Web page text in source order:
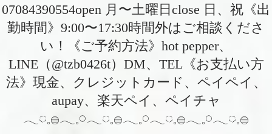
07084390554open 月〜土曜日close 日、祝《出
勤時間》9:00〜17:30時間外はご相談くださ
い！《ご予約方法》hot pepper、
LINE（@tzb0426t）DM、TEL《お支払い方
法》現金、クレジットカード、ペイペイ、
aupay、楽天ペイ、ペイチャ
𓂃◌𓈒𓐍𓂃𓈒𓏸𓂃◌𓈒𓐍𓂃𓈒𓏸𓂃◌𓈒𓐍𓂃𓈒𓏸𓂃◌𓈒𓐍